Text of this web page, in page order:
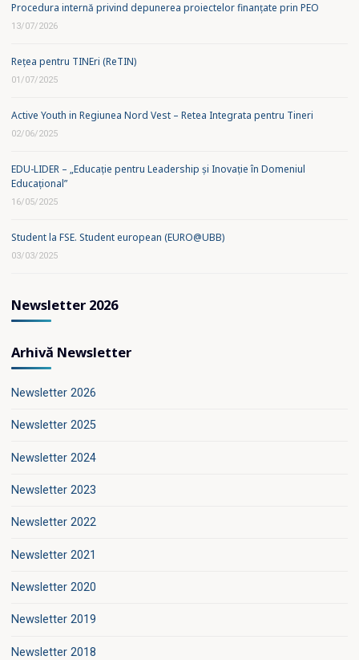
Procedura internă privind depunerea proiectelor finanțate prin PEO
13/07/2026
Rețea pentru TINEri (ReTIN)
01/07/2025
Active Youth in Regiunea Nord Vest – Retea Integrata pentru Tineri
02/06/2025
EDU-LIDER – „Educație pentru Leadership și Inovație în Domeniul
Educațional”
16/05/2025
Student la FSE. Student european (EURO@UBB)
03/03/2025
Newsletter 2026
Arhivă Newsletter
Newsletter 2026
Newsletter 2025
Newsletter 2024
Newsletter 2023
Newsletter 2022
Newsletter 2021
Newsletter 2020
Newsletter 2019
Newsletter 2018